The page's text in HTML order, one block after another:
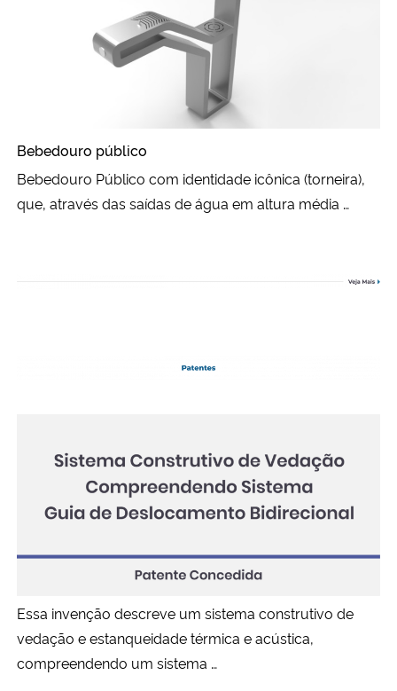
Bebedouro público
Bebedouro Público com identidade icônica (torneira),
que, através das saídas de água em altura média …
Essa invenção descreve um sistema construtivo de
vedação e estanqueidade térmica e acústica,
compreendendo um sistema …